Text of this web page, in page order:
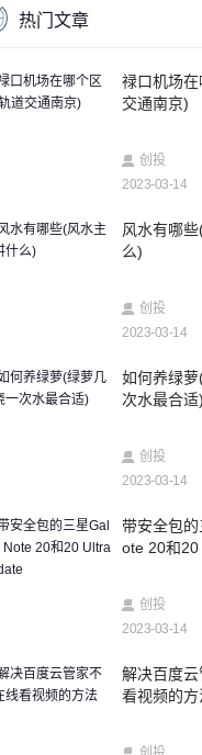
开过的房）
对方手机关机怎么查定位追
手机如何定位找到人）
安卓游戏Sprinkle现在可用于
峨眉山金顶海拔多少米(峨眉
晚上多少钱)
新股怎么打(新股申购条件和
安卓系统怎么查已删除的微
（咋查微信删除的聊天记录）
带安全包的三星Galaxy Note
科技快讯：小米发布九号卡
尼汽车定制版售价9999元
RUZero游戏包和陀螺仪玩家
抖音里面查微信聊天记录的方
热门文章
禄口机场
交通南京)
创投
2023-03-14
风水有哪
么)
创投
2023-03-14
如何养绿
次水最合适)
创投
2023-03-14
带安全包
ote 20和
创投
2023-03-14
解决百度
看视频的方